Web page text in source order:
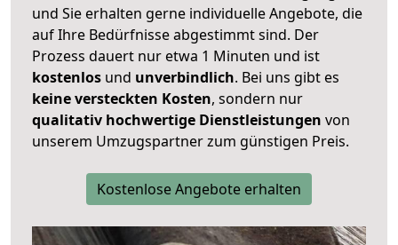
und Sie erhalten gerne individuelle Angebote, die
auf Ihre Bedürfnisse abgestimmt sind. Der
Prozess dauert nur etwa 1 Minuten und ist
kostenlos und unverbindlich. Bei uns gibt es
keine versteckten Kosten, sondern nur
qualitativ hochwertige Dienstleistungen von
unserem Umzugspartner zum günstigen Preis.
Kostenlose Angebote erhalten